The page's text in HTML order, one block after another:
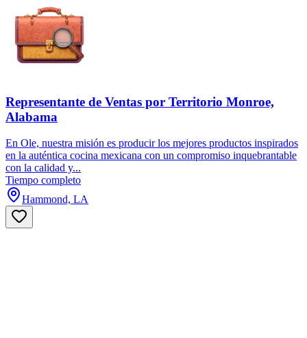
Representante de Ventas por Territorio Monroe,
Alabama
En Ole, nuestra misión es producir los mejores productos inspirados
en la auténtica cocina mexicana con un compromiso inquebrantable
con la calidad y...
Tiempo completo
Hammond, LA